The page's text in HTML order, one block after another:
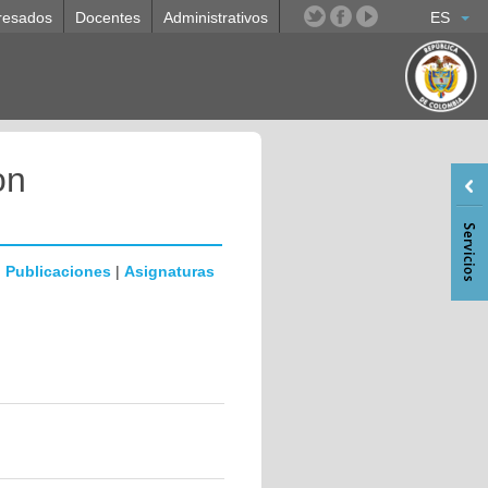
ES
Docentes Administrativos
Publicaciones | Asignaturas